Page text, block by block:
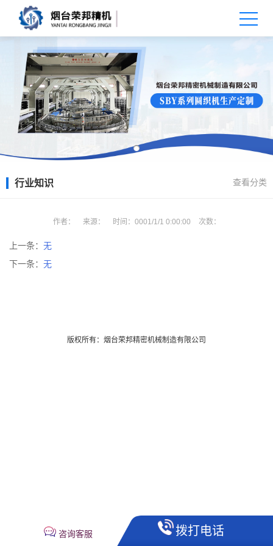
行业知识 查看分类
作者： 来源： 时间： 0001/1/1 0:00:00 次数：
上一条： 无
下一条： 无
版权所有：烟台荣邦精密机械制造有限公司
咨询客服 拨打电话